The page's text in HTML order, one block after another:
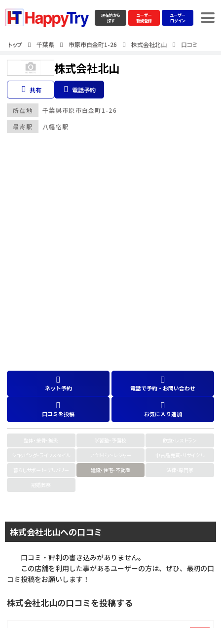
現在地から
探す
ユーザー
新規登録
ユーザー
ログイン
トップ 千葉県 市原市白金町1-26 株式会社北山 口コミ
株式会社北山
共有 電話予約
最寄駅 八幡宿駅
所在地 千葉県市原市白金町1-26
ネット予約 電話で予約・お問い合わせ
口コミを投稿 お気に入り追加
整体・接骨・鍼灸 学習塾・予備校
飲食・レストラン
ショッピング・ライフスタイル
アウトドア・レジャー
中古品売買・リサイクル
暮らしサポート・デリバリー
建設・住宅・不動産
法律・専門家
冠婚葬祭
株式会社北山への口コミ
口コミ・評判の書き込みがありません。
この店舗を利用した事があるユーザーの方は、ぜひ、最初の口
コミ投稿をお願いします！
株式会社北山の口コミを投稿する